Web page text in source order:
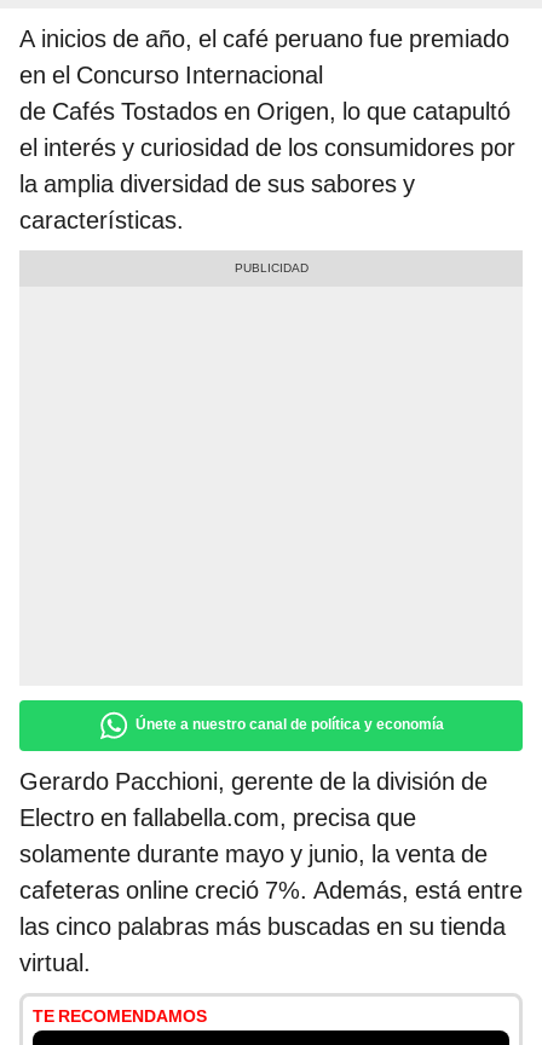
A inicios de año, el café peruano fue premiado
en el Concurso Internacional
de Cafés Tostados en Origen, lo que catapultó
el interés y curiosidad de los consumidores por
la amplia diversidad de sus sabores y
características.
Únete a nuestro canal de política y economía
Gerardo Pacchioni, gerente de la división de
Electro en fallabella.com, precisa que
solamente durante mayo y junio, la venta de
cafeteras online creció 7%. Además, está entre
las cinco palabras más buscadas en su tienda
virtual.
TE RECOMENDAMOS